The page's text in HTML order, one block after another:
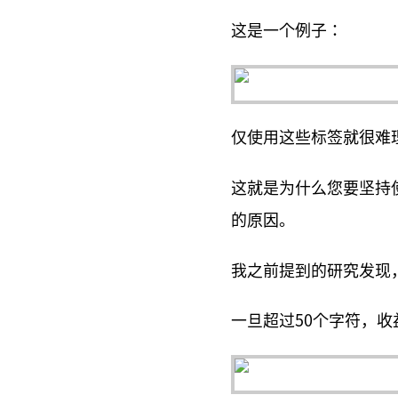
这是一个例子：
仅使用这些标签就很难
这就是为什么您要坚持
的原因。
我之前提到的研究发现
一旦超过50个字符，收